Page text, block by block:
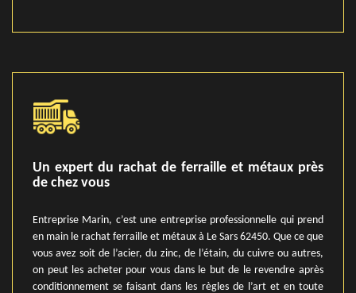
Un expert du rachat de ferraille et métaux près
de chez vous
Entreprise Marin, c’est une entreprise professionnelle qui prend
en main le rachat ferraille et métaux à Le Sars 62450. Que ce que
vous avez soit de l’acier, du zinc, de l’étain, du cuivre ou autres,
on peut les acheter pour vous dans le but de le revendre après
conditionnement se faisant dans les règles de l’art et en toute